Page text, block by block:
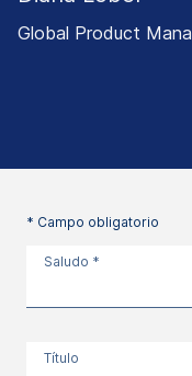
Global Product
* Campo obligatorio
Saludo *
Título